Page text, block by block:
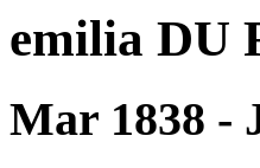
emilia DU
Mar 1838 -